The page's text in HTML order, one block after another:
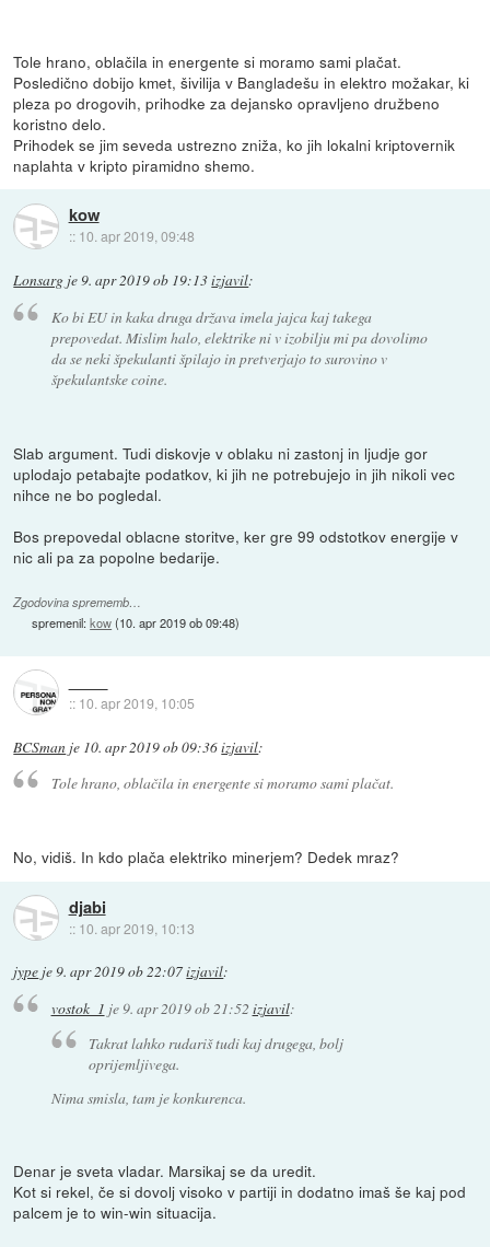
Tole hrano, oblačila in energente si moramo sami plačat.
Posledično dobijo kmet, šivilija v Bangladešu in elektro možakar, ki
pleza po drogovih, prihodke za dejansko opravljeno družbeno
koristno delo.
Prihodek se jim seveda ustrezno zniža, ko jih lokalni kriptovernik
naplahta v kripto piramidno shemo.
kow
:: 10. apr 2019, 09:48
Lonsarg je9. apr 2019 ob 19:13izjavil:
Ko bi EU in kaka druga država imela jajca kaj takega
prepovedat. Mislim halo, elektrike ni v izobilju mi pa dovolimo
da se neki špekulanti špilajo in pretverjajo to surovino v
špekulantske coine.
Slab argument. Tudi diskovje v oblaku ni zastonj in ljudje gor
uplodajo petabajte podatkov, ki jih ne potrebujejo in jih nikoli vec
nihce ne bo pogledal.
Bos prepovedal oblacne storitve, ker gre 99 odstotkov energije v
nic ali pa za popolne bedarije.
Zgodovina sprememb…
spremenil:kow(10. apr 2019 ob 09:48)
:: 10. apr 2019, 10:05
BCSman je 10. apr 2019 ob 09:36izjavil:
Tole hrano, oblačila in energente si moramo sami plačat.
No, vidiš. In kdo plača elektriko minerjem? Dedek mraz?
djabi
:: 10. apr 2019, 10:13
jype je9. apr 2019 ob 22:07izjavil:
vostok_1 je 9. apr 2019 ob 21:52 izjavil:
Takrat lahko rudariš tudi kaj drugega, bolj
oprijemljivega.
Nima smisla, tam je konkurenca.
Denar je sveta vladar. Marsikaj se da uredit.
Kot si rekel, če si dovolj visoko v partiji in dodatno imaš še kaj pod
palcem je to win-win situacija.